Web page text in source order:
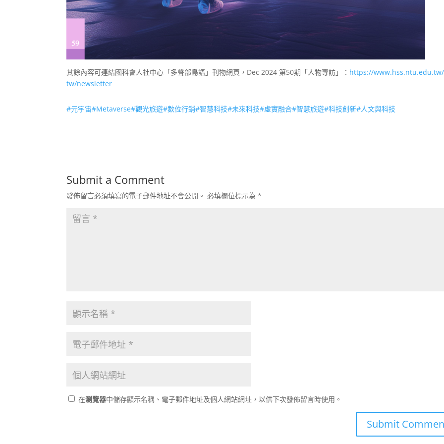
其餘內容可連結國科會人社中心「多聲部島語」刊物網頁，Dec 2024 第50期「人物專訪」： https://
tw/newsletter
#元宇宙#Metaverse#觀光旅遊#數位行銷#智慧科技#未來科技#虛實融合#智慧旅遊#科技創新#人文與科技
Submit a Comment
發佈留言必須填寫的電子郵件地址不會公開。 必填欄位標示為*
在瀏覽器中儲存顯示名稱、電子郵件地址及個人網站網址，以供下次發佈留言時使用。